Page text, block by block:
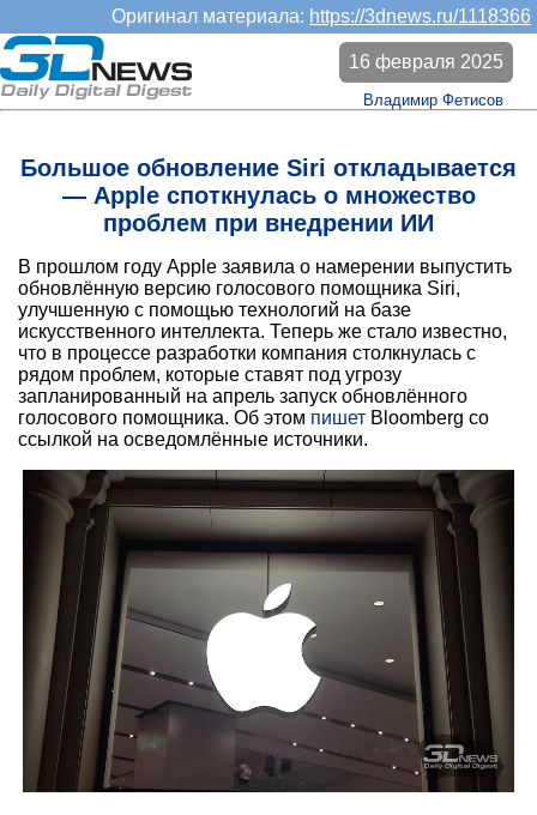
Оригинал материала: https://3dnews.ru/1118366
Большое обновление Siri откладывается
— Apple споткнулась о множество
проблем при внедрении ИИ
16 февраля 2025
Владимир Фетисов
В прошлом году Apple заявила о намерении выпустить
обновлённую версию голосового помощника Siri,
улучшенную с помощью технологий на базе
искусственного интеллекта. Теперь же стало известно,
что в процессе разработки компания столкнулась с
рядом проблем, которые ставят под угрозу
запланированный на апрель запуск обновлённого
голосового помощника. Об этом пишет Bloomberg со
ссылкой на осведомлённые источники.